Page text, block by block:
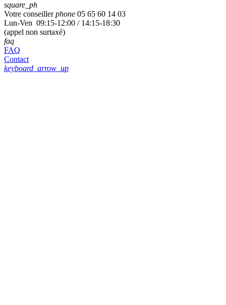
square_ph
Votre conseillerphone 05 65 60 14 03
Lun-Ven 09:15-12:00 / 14:15-18:30
(appel non surtaxé)
faq
FAQ
Contact
keyboard_arrow_up